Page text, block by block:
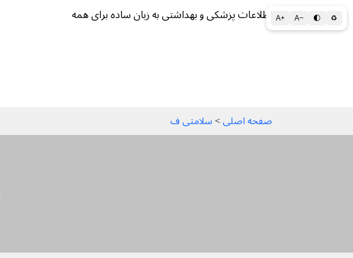
A+ A− 🌓 ♻ اطلاعات پزشکی و بهداشتی به زبان ساده برای همه
صفحه اصلی > سلامتی ف